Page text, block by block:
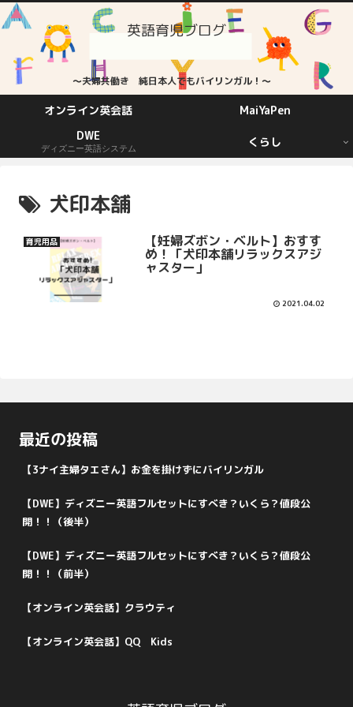
英語育児ブログ
～夫婦共働き 純日本人でもバイリンガル！～
オンライン英会話
MaiYaPen
DWE
ディズニー英語システム くらし
犬印本舗
育児用品 【妊婦ズボン・ベルト】おすす
め！「犬印本舗リラックスアジ
ャスター」
2021.04.02
最近の投稿
【3ナイ主婦タエさん】お金を掛けずにバイリンガル
【DWE】ディズニー英語フルセットにすべき？いくら？値段公
開！！（後半）
【DWE】ディズニー英語フルセットにすべき？いくら？値段公
開！！（前半）
【オンライン英会話】クラウティ
【オンライン英会話】QQ Kids